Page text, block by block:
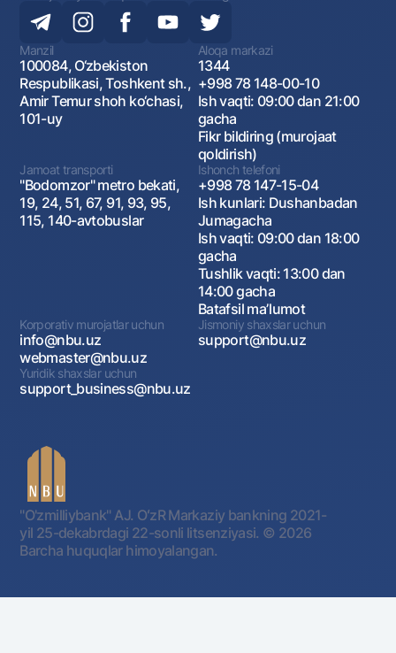
Manzil
100084, O‘zbekiston
Respublikasi, Toshkent sh.,
Amir Temur shoh ko‘chasi,
101-uy
Aloqa markazi
1344
+998 78 148-00-10
Ish vaqti: 09:00 dan 21:00
gacha
Fikr bildiring (murojaat
qoldirish)
Jamoat transporti
"Bodomzor" metro bekati,
19, 24, 51, 67, 91, 93, 95,
115, 140-avtobuslar
Ishonch telefoni
+998 78 147-15-04
Ish kunlari: Dushanbadan
Jumagacha
Ish vaqti: 09:00 dan 18:00
gacha
Tushlik vaqti: 13:00 dan
14:00 gacha
Batafsil maʼlumot
Korporativ murojatlar uchun
info@nbu.uz
webmaster@nbu.uz
Jismoniy shaxslar uchun
support@nbu.uz
Yuridik shaxslar uchun
support_business@nbu.uz
"O'zmilliybank" AJ. OʻzR Markaziy bankning 2021-
yil 25-dekabrdagi 22-sonli litsenziyasi. © 2026
Barcha huquqlar himoyalangan.